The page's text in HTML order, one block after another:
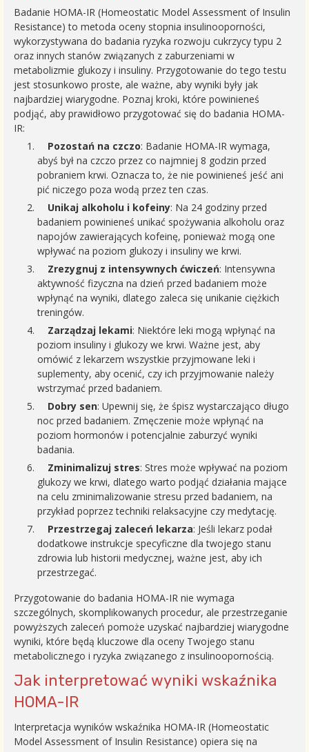
Badanie HOMA-IR (Homeostatic Model Assessment of Insulin
Resistance) to metoda oceny stopnia insulinooporności,
wykorzystywana do badania ryzyka rozwoju cukrzycy typu 2
oraz innych stanów związanych z zaburzeniami w
metabolizmie glukozy i insuliny. Przygotowanie do tego testu
jest stosunkowo proste, ale ważne, aby wyniki były jak
najbardziej wiarygodne. Poznaj kroki, które powinieneś
podjąć, aby prawidłowo przygotować się do badania HOMA-
IR:
Pozostań na czczo: Badanie HOMA-IR wymaga,
abyś był na czczo przez co najmniej 8 godzin przed
pobraniem krwi. Oznacza to, że nie powinieneś jeść ani
pić niczego poza wodą przez ten czas.
Unikaj alkoholu i kofeiny: Na 24 godziny przed
badaniem powinieneś unikać spożywania alkoholu oraz
napojów zawierających kofeinę, ponieważ mogą one
wpływać na poziom glukozy i insuliny we krwi.
Zrezygnuj z intensywnych ćwiczeń: Intensywna
aktywność fizyczna na dzień przed badaniem może
wpłynąć na wyniki, dlatego zaleca się unikanie ciężkich
treningów.
Zarządzaj lekami: Niektóre leki mogą wpłynąć na
poziom insuliny i glukozy we krwi. Ważne jest, aby
omówić z lekarzem wszystkie przyjmowane leki i
suplementy, aby ocenić, czy ich przyjmowanie należy
wstrzymać przed badaniem.
Dobry sen: Upewnij się, że śpisz wystarczająco długo
noc przed badaniem. Zmęczenie może wpłynąć na
poziom hormonów i potencjalnie zaburzyć wyniki
badania.
Zminimalizuj stres: Stres może wpływać na poziom
glukozy we krwi, dlatego warto podjąć działania mające
na celu zminimalizowanie stresu przed badaniem, na
przykład poprzez techniki relaksacyjne czy medytację.
Przestrzegaj zaleceń lekarza: Jeśli lekarz podał
dodatkowe instrukcje specyficzne dla twojego stanu
zdrowia lub historii medycznej, ważne jest, aby ich
przestrzegać.
Przygotowanie do badania HOMA-IR nie wymaga
szczególnych, skomplikowanych procedur, ale przestrzeganie
powyższych zaleceń pomoże uzyskać najbardziej wiarygodne
wyniki, które będą kluczowe dla oceny Twojego stanu
metabolicznego i ryzyka związanego z insulinoopornością.
Jak interpretować wyniki wskaźnika
HOMA-IR
Interpretacja wyników wskaźnika HOMA-IR (Homeostatic
Model Assessment of Insulin Resistance) opiera się na